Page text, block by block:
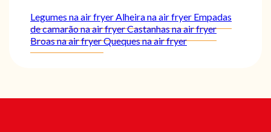
Legumes na air fryerAlheira na air fryer Empadas
de camarão na air fryerCastanhas na air fryer
Broas na air fryerQueques na air fryer